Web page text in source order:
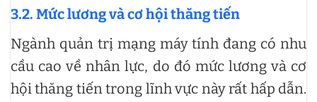
3.2. Mức lương và cơ hội thăng tiến
Ngành quản trị mạng máy tính đang có nhu
cầu cao về nhân lực, do đó mức lương và cơ
hội thăng tiến trong lĩnh vực này rất hấp dẫn.